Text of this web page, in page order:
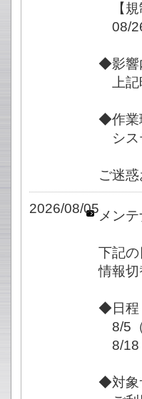
【規
08/
◆影響
上記
◆作業
シス
ご迷
2026/08/05メン
下記
情報切
◆日程
8/5（
8/18
◆対象